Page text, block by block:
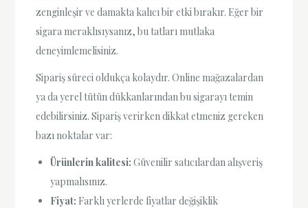
zenginleşir ve damakta kalıcı bir etki bırakır. Eğer bir
sigara meraklısıysanız, bu tatları mutlaka
deneyimlemelisiniz.
Sipariş süreci oldukça kolaydır. Online mağazalardan
ya da yerel tütün dükkanlarından bu sigarayı temin
edebilirsiniz. Sipariş verirken dikkat etmeniz gereken
bazı noktalar var:
Ürünlerin kalitesi: Güvenilir satıcılardan alışveriş
yapmalısınız.
Fiyat: Farklı yerlerde fiyatlar değişiklik